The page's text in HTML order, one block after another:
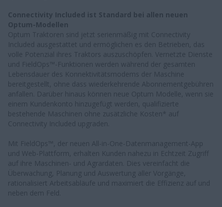
Connectivity Included ist Standard bei allen neuen
Optum-Modellen
Optum Traktoren sind jetzt serienmäßig mit Connectivity
Included ausgestattet und ermöglichen es den Betrieben, das
volle Potenzial ihres Traktors auszuschöpfen. Vernetzte Dienste
und FieldOps™-Funktionen werden während der gesamten
Lebensdauer des Konnektivitätsmodems der Maschine
bereitgestellt, ohne dass wiederkehrende Abonnementgebühren
anfallen. Darüber hinaus können neue Optum Modelle, wenn sie
einem Kundenkonto hinzugefügt werden, qualifizierte
bestehende Maschinen ohne zusätzliche Kosten* auf
Connectivity Included upgraden.
Mit FieldOps™, der neuen All-in-One-Datenmanagement-App
und Web-Plattform, erhalten Kunden nahezu in Echtzeit Zugriff
auf ihre Maschinen- und Agrardaten. Dies vereinfacht die
Überwachung, Planung und Auswertung aller Vorgänge,
rationalisiert Arbeitsabläufe und maximiert die Effizienz auf und
neben dem Feld.